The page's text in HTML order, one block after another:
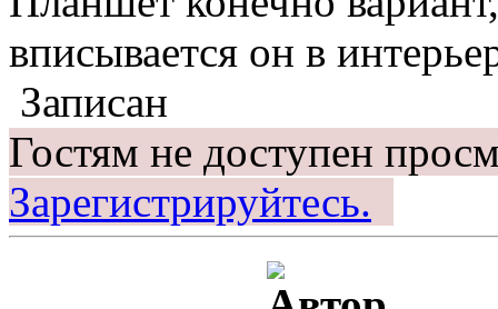
вписывается он в
Записан
Гостям не доступен
Зарегистрируйтесь.